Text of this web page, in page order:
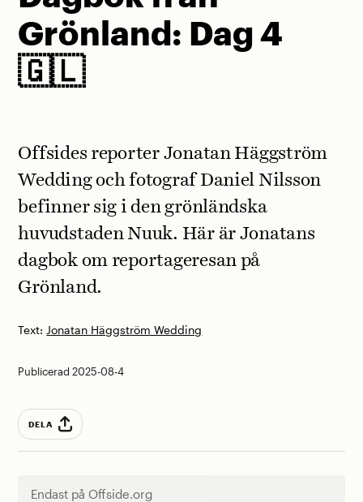
Grönland: Dag 4
🇬🇱
Text: Jonatan Häggström Wedding
Offsides reporter Jonatan Häggström
Wedding och fotograf Daniel Nilsson
befinner sig i den grönländska
huvudstaden Nuuk. Här är Jonatans
dagbok om reportageresan på
Grönland.
Publicerad 2025-08-4
DELA
Endast på Offside.org